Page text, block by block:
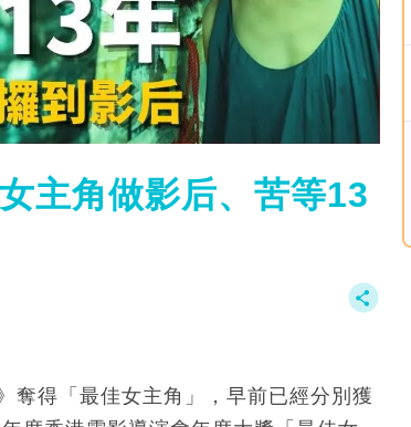
主角做影后、苦等13
奪得「最佳女主角」，早前已經分別獲